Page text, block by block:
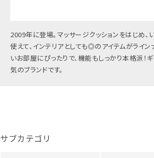
2009年に登場。マッサージクッションをはじめ、
使えて、インテリアとしても◎のアイテムがライン
いお部屋にぴったりで、機能もしっかり本格派！
気のブランドです。
サブカテゴリ